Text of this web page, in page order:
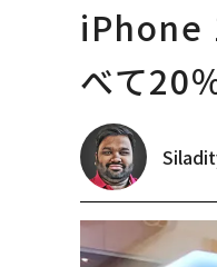
iPhone
べて20